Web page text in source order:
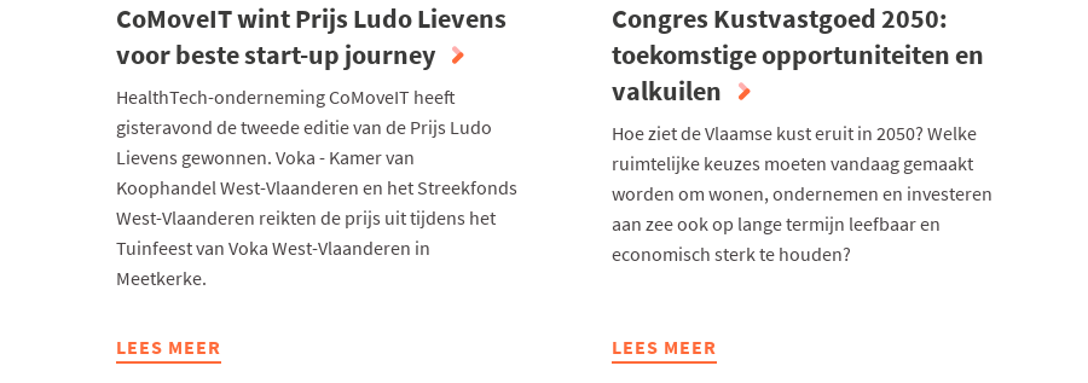
CoMoveIT wint Prijs Ludo Lievens
voor beste start-up journey
HealthTech-onderneming CoMoveIT heeft
gisteravond de tweede editie van de Prijs Ludo
Lievens gewonnen. Voka - Kamer van
Koophandel West-Vlaanderen en het Streekfonds
West-Vlaanderen reikten de prijs uit tijdens het
Tuinfeest van Voka West-Vlaanderen in
Meetkerke.
LEES MEER
ABOUT
Congres Kustvastgoed 2050:
toekomstige opportuniteiten en
valkuilen
Hoe ziet de Vlaamse kust eruit in 2050? Welke
ruimtelijke keuzes moeten vandaag gemaakt
worden om wonen, ondernemen en investeren
aan zee ook op lange termijn leefbaar en
economisch sterk te houden?
LEES MEER
ABOUT